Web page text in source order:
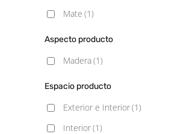
Mate (1)
Aspecto producto
Madera(1)
Espacio producto
Exterior e Interior(1)
Interior(1)